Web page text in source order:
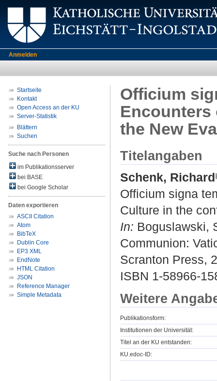
Anmelden
Startseite
Kontakt
Open Access an der KU
Server-Statistik
Blättern
Suchen
Suche nach Personen
im Publikationsserver
bei BASE
bei Google Scholar
Daten exportieren
ASCII Citation
Atom
BibTeX
Dublin Core
EP3 XML
EndNote
HTML Citation
JSON
Reference Manager
Simple Metadata
Officium
Encounters
the New
Titelangaben
Schenk, Richard
Officium signa
Culture in the
In: Boguslawski,
Communion:
Scranton Press,
ISBN 1-58966-
Weitere
Publikationsform:
Institutionen der Universität:
Titel an der KU entstanden:
KU.edoc-ID: